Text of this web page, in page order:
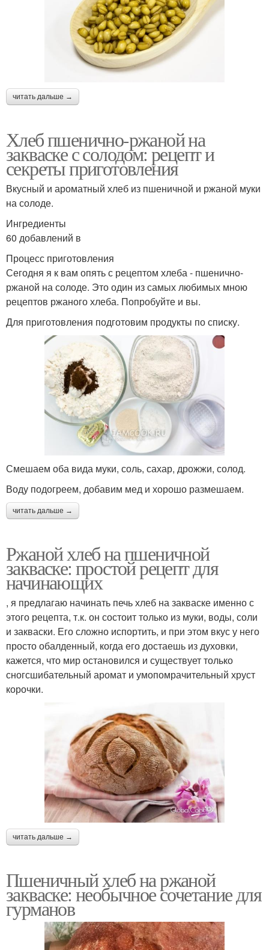
читать дальше →
Хлеб пшенично-ржаной на
закваске с солодом: рецепт и
секреты приготовления
Вкусный и ароматный хлеб из пшеничной и ржаной муки
на солоде.
Ингредиенты
60 добавлений в
Процесс приготовления
Сегодня я к вам опять с рецептом хлеба - пшенично-
ржаной на солоде. Это один из самых любимых мною
рецептов ржаного хлеба. Попробуйте и вы.
Для приготовления подготовим продукты по списку.
Смешаем оба вида муки, соль, сахар, дрожжи, солод.
Воду подогреем, добавим мед и хорошо размешаем.
читать дальше →
Ржаной хлеб на пшеничной
закваске: простой рецепт для
начинающих
, я предлагаю начинать печь хлеб на закваске именно с
этого рецепта, т.к. он состоит только из муки, воды, соли
и закваски. Его сложно испортить, и при этом вкус у него
просто обалденный, когда его достаешь из духовки,
кажется, что мир остановился и существует только
сногсшибательный аромат и умопомрачительный хруст
корочки.
читать дальше →
Пшеничный хлеб на ржаной
закваске: необычное сочетание для
гурманов